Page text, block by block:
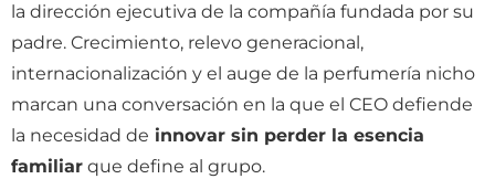
la dirección ejecutiva de la compañía fundada por su
padre. Crecimiento, relevo generacional,
internacionalización y el auge de la perfumería nicho
marcan una conversación en la que el CEO defiende
la necesidad de innovar sin perder la esencia
familiar que define al grupo.